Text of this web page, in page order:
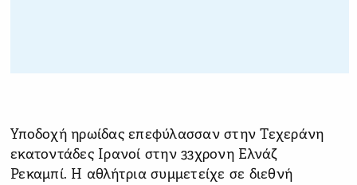
Υποδοχή ηρωίδας επεφύλασσαν στην Τεχεράνη
εκατοντάδες Ιρανοί στην 33χρονη Ελνάζ
Ρεκαμπί. Η αθλήτρια συμμετείχε σε διεθνή